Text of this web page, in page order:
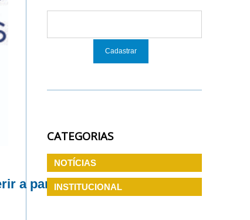
a parcelamentos
CATEGORIAS
NOTÍCIAS
INSTITUCIONAL